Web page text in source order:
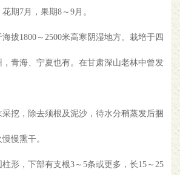
期7月，果期8～9月。
海拔1800～2500米高寒阴湿地方。栽培于四
，青海、宁夏也有。在甘肃深山老林中曾发
采挖，除去须根及泥沙，待水分稍蒸发后捆
慢熏干。
柱形，下部有支根3～5条或更多，长15～25